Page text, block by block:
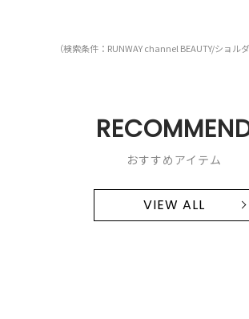
（検索条件：RUNWAY channel BEAUTY/ショル
おすすめアイテム
VIEW ALL